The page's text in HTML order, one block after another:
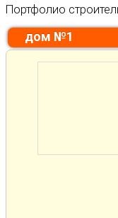
Портфолио
дом №1